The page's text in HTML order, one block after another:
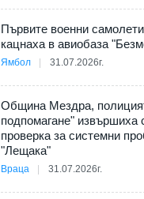
Първите военни
кацнаха в авиобаза
Ямбол 31.07.2026г.
Община Мездра,
подпомагане" извършиха
проверка за системни
"Лещака"
Враца 31.07.2026г.